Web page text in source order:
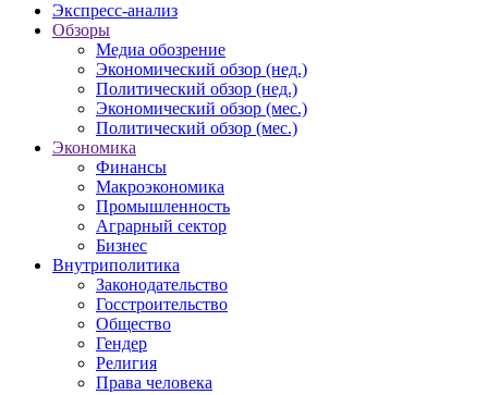
Экспресс-анализ
Обзоры
Медиа обозрение
Экономический обзор (нед.)
Политический обзор (нед.)
Экономический обзор (мес.)
Политический обзор (мес.)
Экономика
Финансы
Макроэкономика
Промышленность
Аграрный сектор
Бизнес
Внутриполитика
Законодательство
Госстроительство
Общество
Гендер
Религия
Права человека